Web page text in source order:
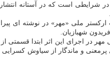
شرایطی است كه در آستانه
ملی «مهر» در نوشته ای
شهبازیان.
مهر در اجرای این اثر ابتدا قسمتی
پرمعنی و ماندگار از سیاوش